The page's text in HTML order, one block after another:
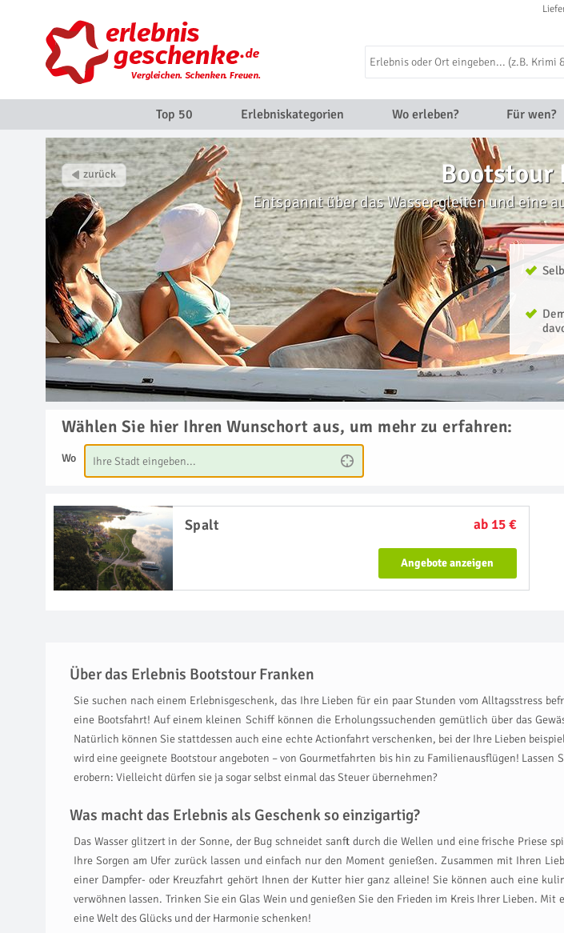
Top 50 Erlebniskategorien Wo erleben? Für wen?
Bootstour
Entspannt über das Wasser gleiten und eine
Wählen Sie hier Ihren Wunschort aus, um mehr zu erfahren:
Wo
Spalt ab 15 €
Angebote anzeigen
Über das Erlebnis Bootstour Franken
Sie suchen nach einem Erlebnisgeschenk, das Ihre Lieben für ein paar Stunden vom Alltagsstress
eine Bootsfahrt! Auf einem kleinen Schiff können die Erholungssuchenden gemütlich über das
Natürlich können Sie stattdessen auch eine echte Actionfahrt verschenken, bei der Ihre Lieben
wird eine geeignete Bootstour angeboten – von Gourmetfahrten bis hin zu Familienausflügen!
erobern: Vielleicht dürfen sie ja sogar selbst einmal das Steuer übernehmen?
Was macht das Erlebnis als Geschenk so einzigartig?
Das Wasser glitzert in der Sonne, der Bug schneidet sanft durch die Wellen und eine frische Priese
Ihre Sorgen am Ufer zurück lassen und einfach nur den Moment genießen. Zusammen mit Ihren
einer Dampfer- oder Kreuzfahrt gehört Ihnen der Kutter hier ganz alleine! Sie können auch eine
verwöhnen lassen. Trinken Sie ein Glas Wein und genießen Sie den Frieden im Kreis Ihrer Lieben.
eine Welt des Glücks und der Harmonie schenken!